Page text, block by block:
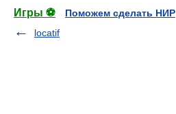
Игры ⚽
Поможем сделать НИР
locatif